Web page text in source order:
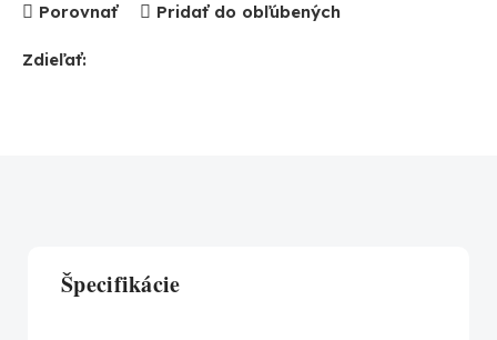
Porovnať Pridať do obľúbených
Zdieľať:
Špecifikácie